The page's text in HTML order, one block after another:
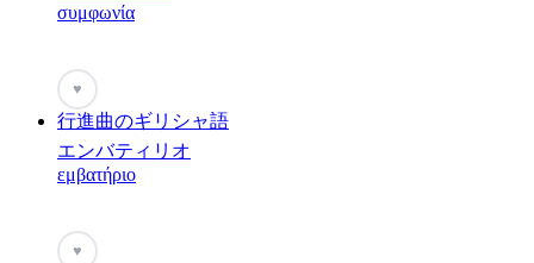
συμφωνία
♥
行進曲のギリシャ語
エンバティリオ
εμβατήριο
♥